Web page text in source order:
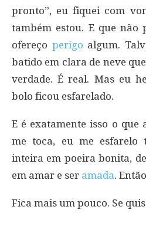
pronto”, eu fiquei com
também estou. E que não
ofereço perigo algum.
batido em clara de neve
verdade. É real. Mas eu
bolo ficou esfarelado.
E é exatamente isso o que
me toca, eu me esfarelo
inteira em poeira bonita,
em amar e ser amada.
Fica mais um pouco. Se